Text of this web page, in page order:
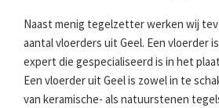
Naast menig tegelzetter werken wij
aantal vloerders uit Geel. Een vloerder
expert die gespecialiseerd is in het
Een vloerder uit Geel is zowel in te
van keramische- als natuurstenen